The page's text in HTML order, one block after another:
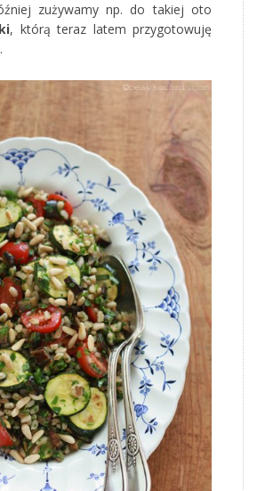
zużywamy np. do takiej oto
, którą teraz latem przygotowuję